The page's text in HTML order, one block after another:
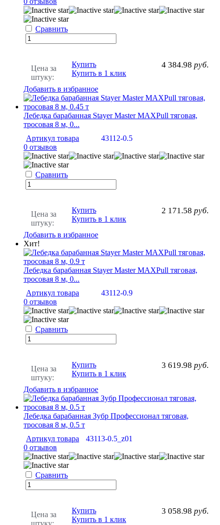
Сравнить
Цена за
штуку:
4 384.98 руб.
Купить
Купить в 1 клик
Добавить в избранное
Лебедка барабанная Stayer Master MAXPull тяговая,
тросовая 8 м, 0...
Артикул товара
43112-0.5
0 отзывов
Сравнить
Цена за
штуку:
2 171.58 руб.
Купить
Купить в 1 клик
Добавить в избранное
Хит!
Лебедка барабанная Stayer Master MAXPull тяговая,
тросовая 8 м, 0...
Артикул товара
43112-0.9
0 отзывов
Сравнить
Цена за
штуку:
3 619.98 руб.
Купить
Купить в 1 клик
Добавить в избранное
Лебедка барабанная Зубр Профессионал тяговая,
тросовая 8 м, 0.5 т
Артикул товара
43113-0.5_z01
0 отзывов
Сравнить
Цена за
штуку:
3 058.98 руб.
Купить
Купить в 1 клик